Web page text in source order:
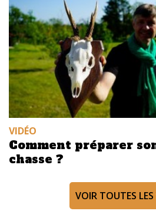
VIDÉO
Comment préparer
chasse ?
VOIR TOUTES LES